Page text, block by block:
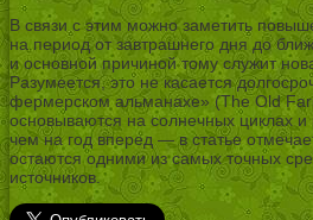
В связи с этим можно заметить
на период от завтрашнего дня до
и основной причиной тому служит
Разумеется, это не касается
фермерском альманахе» (The Old
основываются на солнечных циклах и
чем на год вперед — в статье
остаются одними из самых точных
источников.